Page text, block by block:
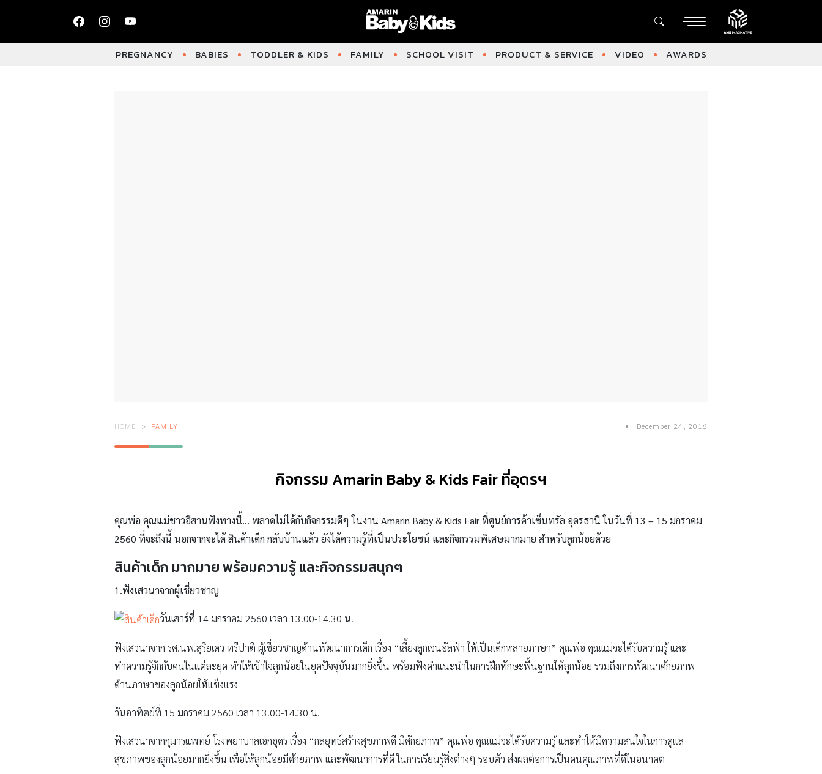
PREGNANCY BABIES TODDLER & KIDS FAMILY SCHOOL VISIT PRODUCT & SERVICE VIDEO AWARDS
HOME FAMILY December 24, 2016
กิจกรรม Amarin Baby & Kids Fair ที่อุดรฯ
คุณพ่อ คุณแม่ชาวอีสานฟังทางนี้… พลาดไม่ได้กับกิจกรรมดีๆ ในงาน Amarin Baby & Kids Fair ที่ศูนย์การค้าเซ็นทรัล อุดรธานี ในวันที่ 13 – 15 มกราคม
2560 ที่จะถึงนี้ นอกจากจะได้ สินค้าเด็ก กลับบ้านแล้ว ยังได้ความรู้ที่เป็นประโยชน์ และกิจกรรมพิเศษมากมาย สำหรับลูกน้อยด้วย
สินค้าเด็ก มากมาย พร้อมความรู้ และกิจกรรมสนุกๆ
1.ฟังเสวนาจากผู้เชี่ยวชาญ
วันเสาร์ที่ 14 มกราคม 2560 เวลา 13.00-14.30 น.
ฟังเสวนาจาก รศ.นพ.สุริยเดว ทรีปาตี ผู้เชี่ยวชาญด้านพัฒนาการเด็ก เรื่อง “เลี้ยงลูกเจนอัลฟ่า ให้เป็นเด็กหลายภาษา” คุณพ่อ คุณแม่จะได้รับความรู้ และ
ทำความรู้จักกับคนในแต่ละยุค ทำให้เข้าใจลูกน้อยในยุคปัจจุบันมากยิ่งขึ้น พร้อมฟังคำแนะนำในการฝึกทักษะพื้นฐานให้ลูกน้อย รวมถึงการพัฒนาศักยภาพ
ด้านภาษาของลูกน้อยให้แข็งแรง
วันอาทิตย์ที่ 15 มกราคม 2560 เวลา 13.00-14.30 น.
ฟังเสวนาจากกุมารแพทย์ โรงพยาบาลเอกอุดร เรื่อง “กลยุทธ์สร้างสุขภาพดี มีศักยภาพ” คุณพ่อ คุณแม่จะได้รับความรู้ และทำให้มีความสนใจในการดูแล
สุขภาพของลูกน้อยมากยิ่งขึ้น เพื่อให้ลูกน้อยมีศักยภาพ และพัฒนาการที่ดี ในการเรียนรู้สิ่งต่างๆ รอบตัว ส่งผลต่อการเป็นคนคุณภาพที่ดีในอนาคต